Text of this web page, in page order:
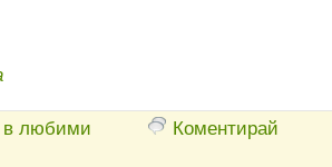
в любими
Коментирай